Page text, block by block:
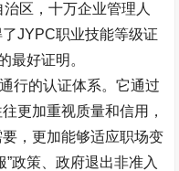
治区，十万企业管理人
了JYPC职业技能等级证
最好证明。
行的认证体系。它通过
更加重视质量和信用，
，更加能够适应职场变
”政策、政府退出非准入